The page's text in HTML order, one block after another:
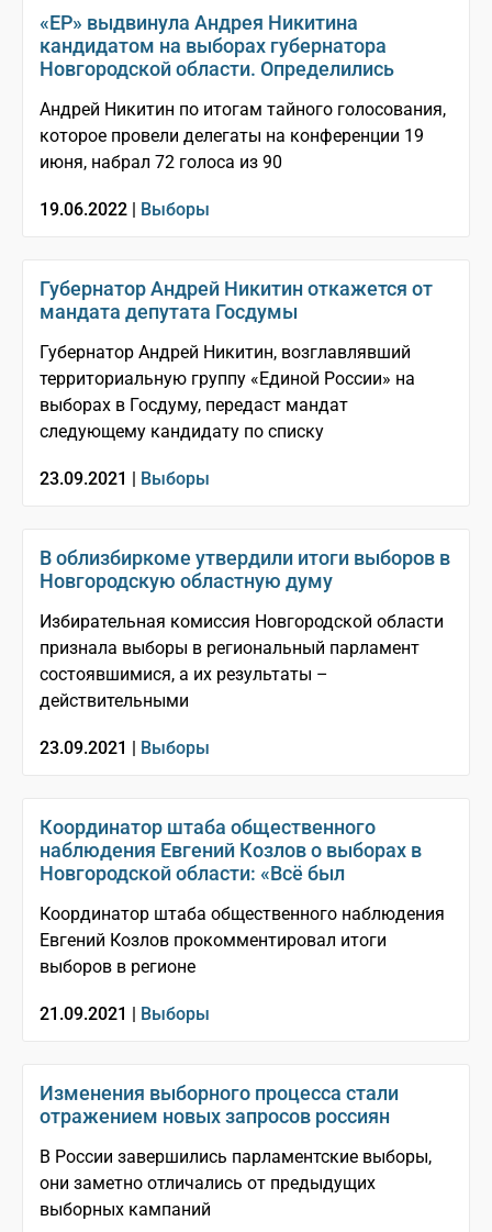
«ЕР» выдвинула Андрея Никитина
кандидатом на выборах губернатора
Новгородской области. Определились
Андрей Никитин по итогам тайного голосования,
которое провели делегаты на конференции 19
июня, набрал 72 голоса из 90
19.06.2022 | Выборы
Губернатор Андрей Никитин откажется от
мандата депутата Госдумы
Губернатор Андрей Никитин, возглавлявший
территориальную группу «Единой России» на
выборах в Госдуму, передаст мандат
следующему кандидату по списку
23.09.2021 | Выборы
В облизбиркоме утвердили итоги выборов в
Новгородскую областную думу
Избирательная комиссия Новгородской области
признала выборы в региональный парламент
состоявшимися, а их результаты –
действительными
23.09.2021 | Выборы
Координатор штаба общественного
наблюдения Евгений Козлов о выборах в
Новгородской области: «Всё был
Координатор штаба общественного наблюдения
Евгений Козлов прокомментировал итоги
выборов в регионе
21.09.2021 | Выборы
Изменения выборного процесса стали
отражением новых запросов россиян
В России завершились парламентские выборы,
они заметно отличались от предыдущих
выборных кампаний